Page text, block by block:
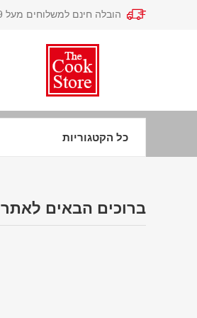
הובלה חינם למשלוחים מעל 299 ש"ח
כל הקטגוריות
ברוכים הבאים לאתר THE COOK STORE